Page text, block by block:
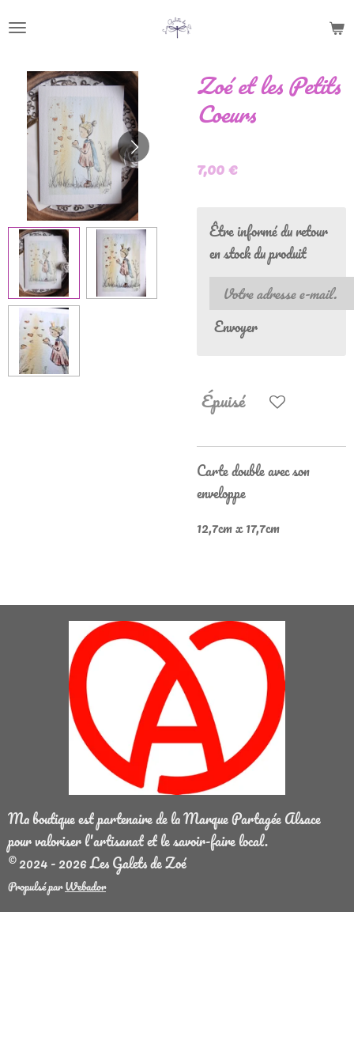
principal
Zoé et les Petits
Coeurs
7,00 €
Être informé du retour
en stock du produit
Envoyer
Épuisé
Carte double avec son
enveloppe
12,7cm x 17,7cm
Ma boutique est partenaire de la Marque Partagée Alsace
pour valoriser l'artisanat et le savoir-faire local.
© 2024 - 2026 Les Galets de Zoé
Propulsé parWebador